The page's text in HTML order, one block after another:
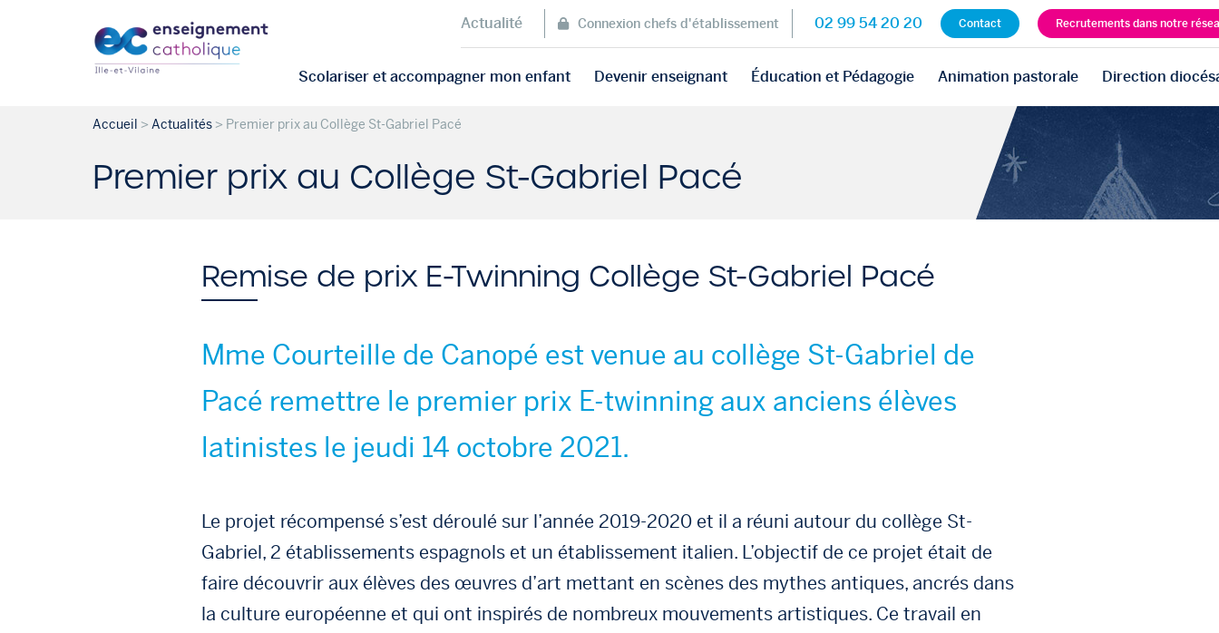
Actualité Connexion chefs d'établissement 02 99 54 20 20 Contact Recrutements dans notre
Scolariser et accompagner mon enfant Devenir enseignant Éducation et Pédagogie Animation pastorale Direction
Accueil > Actualités > Premier prix au Collège St-Gabriel Pacé
Premier prix au Collège St-Gabriel Pacé
Remise de prix E-Twinning Collège St-Gabriel Pacé
Mme Courteille de Canopé est venue au collège St-Gabriel de
Pacé remettre le premier prix E-twinning aux anciens élèves
latinistes le jeudi 14 octobre 2021.
Le projet récompensé s’est déroulé sur l’année 2019-2020 et il a réuni autour du collège St-
Gabriel, 2 établissements espagnols et un établissement italien. L’objectif de ce projet était de
faire découvrir aux élèves des œuvres d’art mettant en scènes des mythes antiques, ancrés dans
la culture européenne et qui ont inspirés de nombreux mouvements artistiques. Ce travail en